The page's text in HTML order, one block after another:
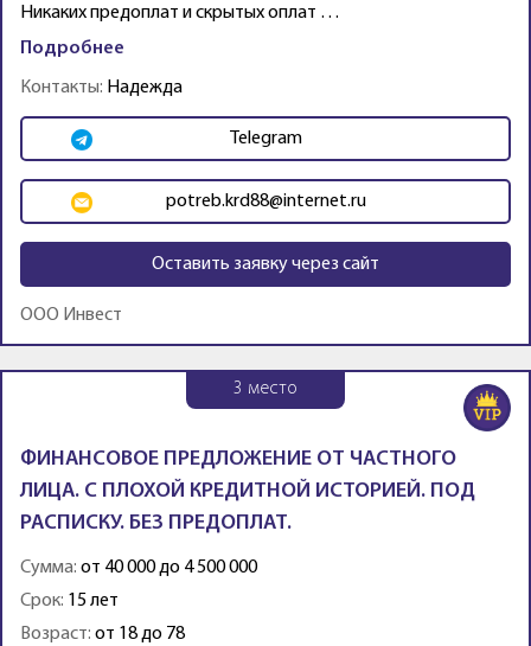
Никаких предоплат и скрытых оплат …
Подробнее
Контакты: Надежда
Telegram
potreb.krd88@internet.ru
Оставить заявку через сайт
ООО Инвест
3 место
ФИНАНСОВОЕ ПРЕДЛОЖЕНИЕ ОТ ЧАСТНОГО
ЛИЦА. С ПЛОХОЙ КРЕДИТНОЙ ИСТОРИЕЙ. ПОД
РАСПИСКУ. БЕЗ ПРЕДОПЛАТ.
Сумма: от 40 000 до 4 500 000
Срок: 15 лет
Возраст: от 18 до 78